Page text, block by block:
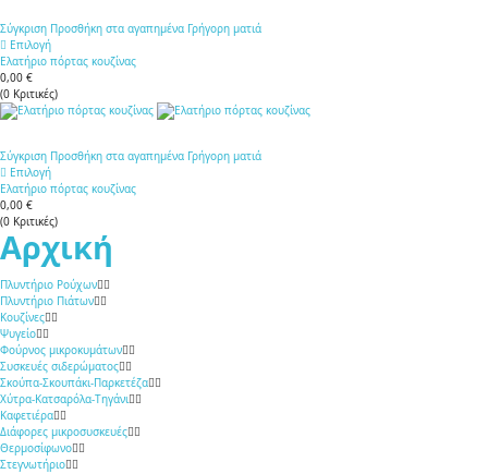
Σύγκριση Προσθήκη στα αγαπημένα Γρήγορη ματιά
Επιλογή
Ελατήριο πόρτας κουζίνας
0,00 €
(0 Κριτικές)
Σύγκριση Προσθήκη στα αγαπημένα Γρήγορη ματιά
Επιλογή
Ελατήριο πόρτας κουζίνας
0,00 €
(0 Κριτικές)
Αρχική
Πλυντήριο Ρούχων
Πλυντήριο Πιάτων
Κουζίνες
Ψυγείο
Φούρνος μικροκυμάτων
Συσκευές σιδερώματος
Σκούπα-Σκουπάκι-Παρκετέζα
Χύτρα-Κατσαρόλα-Τηγάνι
Καφετιέρα
Διάφορες μικροσυσκευές
Θερμοσίφωνο
Στεγνωτήριο